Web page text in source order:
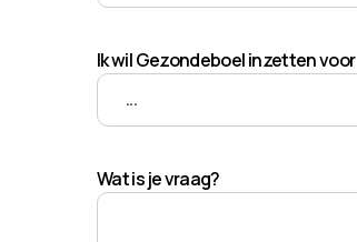
Ik wil Gezondeboel inzetten voor
Wat is je vraag?